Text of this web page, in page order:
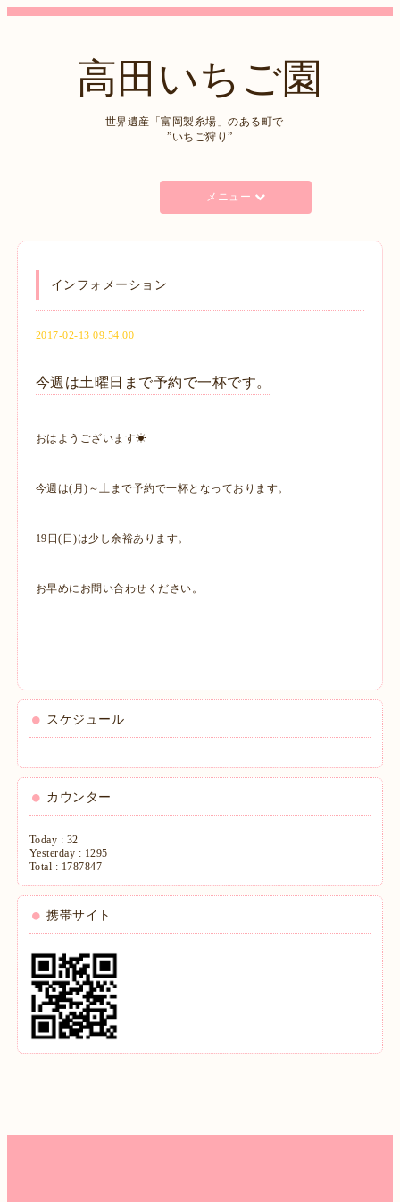
高田いちご園
世界遺産「富岡製糸場」のある町で
”いちご狩り”
メニュー
インフォメーション
2017-02-13 09:54:00
今週は土曜日まで予約で一杯です。
おはようございます☀
今週は(月)～土まで予約で一杯となっております。
19日(日)は少し余裕あります。
お早めにお問い合わせください。
スケジュール
カウンター
Today : 32
Yesterday : 1295
Total : 1787847
携帯サイト